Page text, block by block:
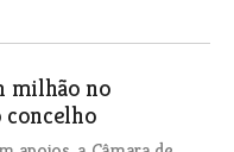
milhão no
concelho